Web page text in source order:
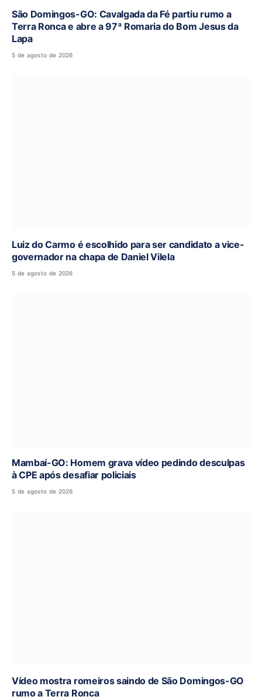
São Domingos-GO: Cavalgada da Fé partiu rumo a
Terra Ronca e abre a 97ª Romaria do Bom Jesus da
Lapa
5 de agosto de 2026
Luiz do Carmo é escolhido para ser candidato a vice-
governador na chapa de Daniel Vilela
5 de agosto de 2026
Mambaí-GO: Homem grava vídeo pedindo desculpas
à CPE após desafiar policiais
5 de agosto de 2026
Vídeo mostra romeiros saindo de São Domingos-GO
rumo a Terra Ronca